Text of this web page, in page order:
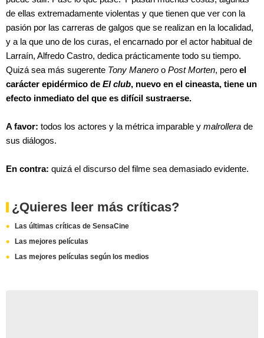
de ellas extremadamente violentas y que tienen que ver con la
pasión por las carreras de galgos que se realizan en la localidad,
y a la que uno de los curas, el encarnado por el actor habitual de
Larraín, Alfredo Castro, dedica prácticamente todo su tiempo.
Quizá sea más sugerente Tony Manero o Post Morten, pero el
carácter epidérmico de El club, nuevo en el cineasta, tiene un
efecto inmediato del que es difícil sustraerse.
A favor: todos los actores y la métrica imparable y malrollera de
sus diálogos.
En contra: quizá el discurso del filme sea demasiado evidente.
¿Quieres leer más críticas?
Las últimas críticas de SensaCine
Las mejores películas
Las mejores películas según los medios